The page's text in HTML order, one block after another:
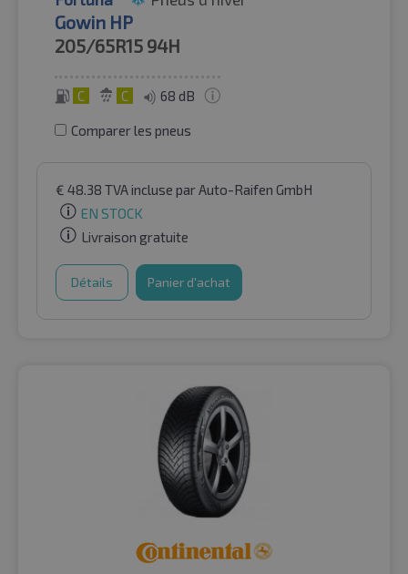
Gowin HP
205/65R15 94H
C C 68 dB
Comparer les pneus
€ 48.38 TVA incluse par Auto-Raifen GmbH
EN STOCK
Livraison gratuite
Détails Panier d'achat